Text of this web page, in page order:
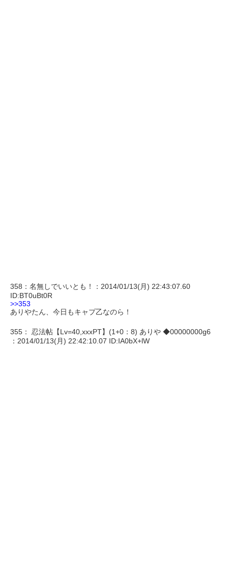
358：名無しでいいとも！：2014/01/13(月) 22:43:07.60
ID:BT0uBt0R
>>353
ありやたん、今日もキャプ乙なのら！
355： 忍法帖【Lv=40,xxxPT】(1+0：8) ありや ◆00000000g6
：2014/01/13(月) 22:42:10.07 ID:IA0bX+lW